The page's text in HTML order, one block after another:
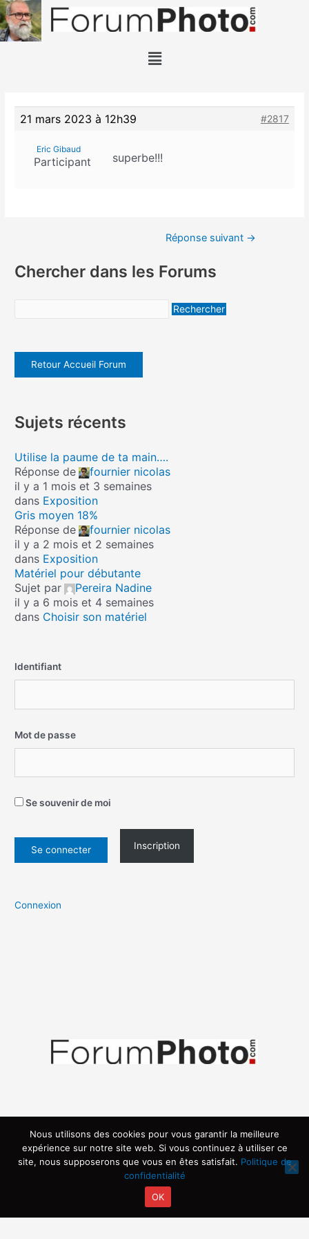
21 mars 2023 à 12h39 #2817
Eric Gibaud
Participant superbe!!!
Réponse suivant →
Chercher dans les Forums
Retour Accueil Forum
Sujets récents
Utilise la paume de ta main….
Réponse de
fournier nicolas
il y a 1 mois et 3 semaines
dans Exposition
Gris moyen 18%
Réponse de
fournier nicolas
il y a 2 mois et 2 semaines
dans Exposition
Matériel pour débutante
Sujet par
Pereira Nadine
il y a 6 mois et 4 semaines
dans Choisir son matériel
Identifiant
Mot de passe
Se souvenir de moi
Inscription
Connexion
Copyright © 2026 | Propulsé par ARVIA
Nous utilisons des cookies pour vous garantir la meilleure
expérience sur notre site web. Si vous continuez à utiliser ce
site, nous supposerons que vous en êtes satisfait. Politique de
confidentialité
OK